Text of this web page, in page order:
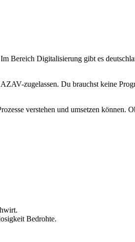
Bereich Digitalisierung gibt es
zugelassen. Du brauchst keine
verstehen und umsetzen können.
Bedrohte.